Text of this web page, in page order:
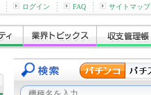
ログイン FAQ サイトマップ